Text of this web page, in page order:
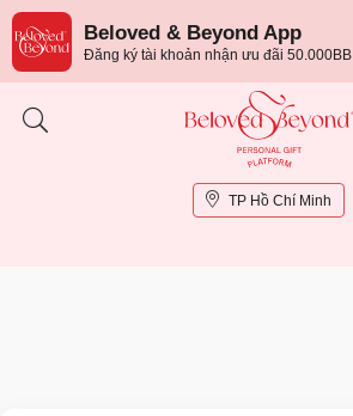
Beloved & Beyond App
Đăng ký tài khoản nhận ưu đãi 50.000BB
TP Hồ Chí Minh